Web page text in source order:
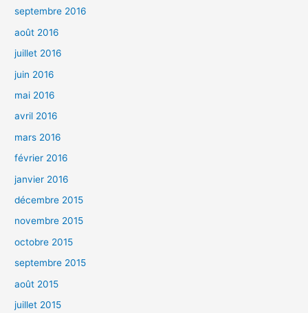
septembre 2016
août 2016
juillet 2016
juin 2016
mai 2016
avril 2016
mars 2016
février 2016
janvier 2016
décembre 2015
novembre 2015
octobre 2015
septembre 2015
août 2015
juillet 2015